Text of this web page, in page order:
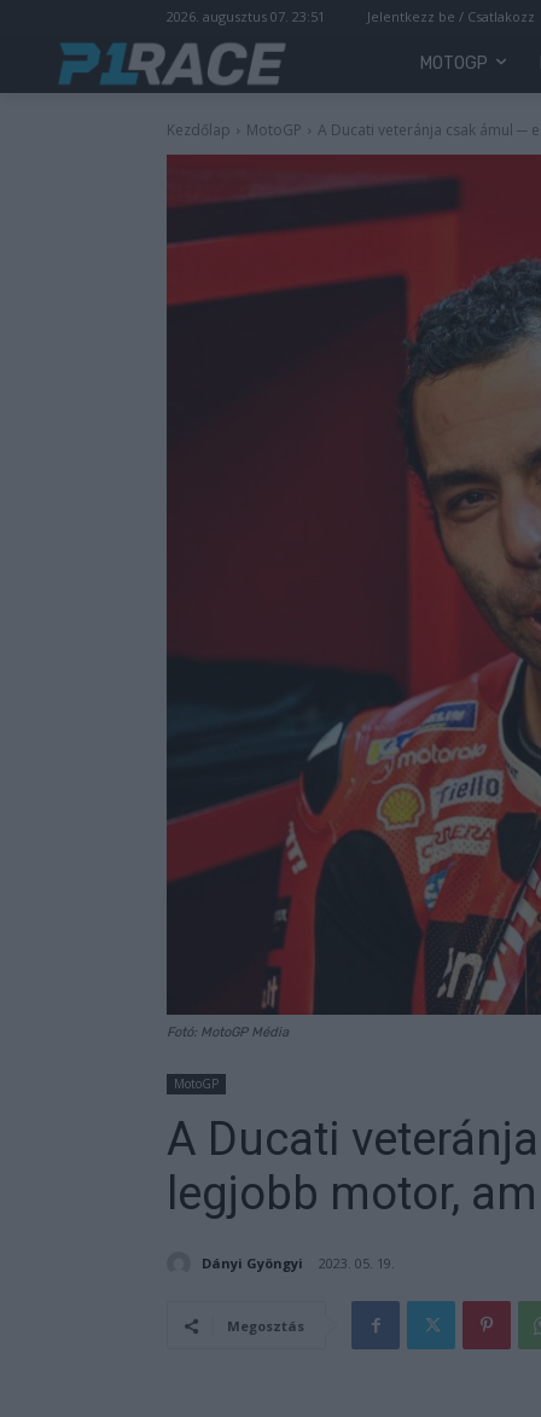
2026. augusztus 07. 23:51 Jelentkezz be / Csatlakozz
MOTOGP
Kezdőlap MotoGP A Ducati veteránja csak ámul ─
Fotó: MotoGP Média
MotoGP
A Ducati
legjobb motor,
Dányi Gyöngyi 2023. 05. 19.
Megosztás